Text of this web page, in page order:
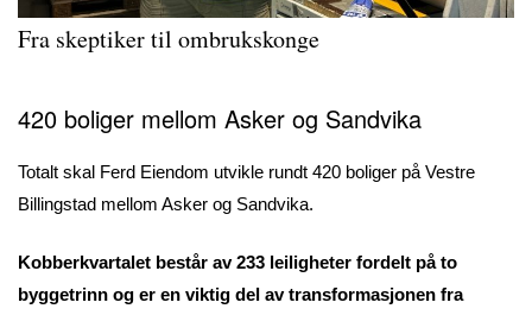
Fra skeptiker til ombrukskonge
420 boliger mellom Asker og Sandvika
Totalt skal Ferd Eiendom utvikle rundt 420 boliger på Vestre
Billingstad mellom Asker og Sandvika.
Kobberkvartalet består av 233 leiligheter fordelt på to
byggetrinn og er en viktig del av transformasjonen fra